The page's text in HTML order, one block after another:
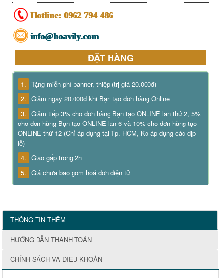
Hotline: 0962 794 486
info@hoavily.com
ĐẶT HÀNG
1. Tặng miễn phí banner, thiệp (trị giá 20.000đ)
2. Giảm ngay 20.000đ khi Bạn tạo đơn hàng Online
3. Giảm tiếp 3% cho đơn hàng Bạn tạo ONLINE lần thứ 2, 5%
cho đơn hàng Bạn tạo ONLINE lần 6 và 10% cho đơn hàng tạo
ONLINE thứ 12 (Chỉ áp dụng tại Tp. HCM, Ko áp dụng các dịp
lễ)
4. Giao gấp trong 2h
5. Giá chưa bao gồm hoá đơn điện tử
THÔNG TIN THÊM
HƯỚNG DẪN THANH TOÁN
CHÍNH SÁCH VÀ ĐIỀU KHOẢN